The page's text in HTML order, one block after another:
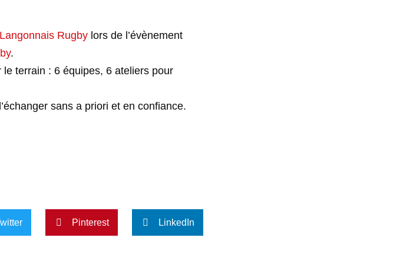
Rugby lors de l’évènement
.
terrain : 6 équipes, 6 ateliers pour
sans a priori et en confiance.
Pinterest LinkedIn